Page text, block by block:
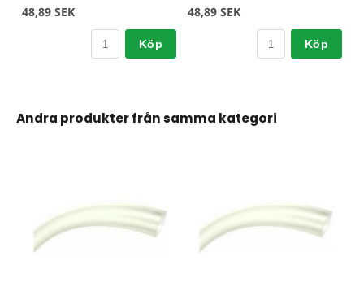
48,89 SEK
Köp
48,89 SEK
Köp
Andra produkter från samma kategori